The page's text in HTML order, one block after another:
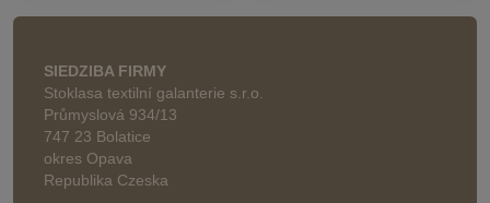
SIEDZIBA FIRMY
Stoklasa textilní galanterie s.r.o.
Průmyslová 934/13
747 23 Bolatice
okres Opava
Republika Czeska